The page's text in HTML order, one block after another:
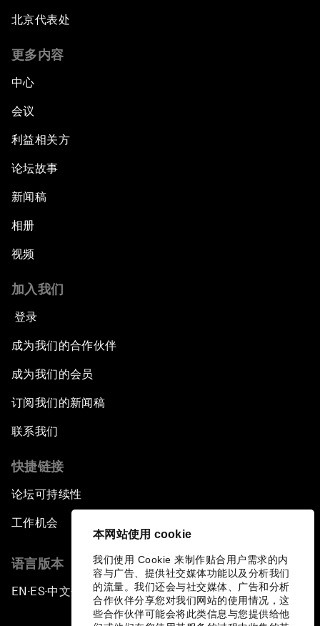
本网站使用 cookie
我们使用 Cookie 来制作贴合用户需求的内
容与广告、提供社交媒体功能以及分析我们
的流量。我们还会与社交媒体、广告和分析
合作伙伴分享您对我们网站的使用情况，这
些合作伙伴可能会将此类信息与您提供给他
北京代表处
更多内容
中心
会议
利益相关方
论坛故事
新闻稿
相册
视频
加入我们
登录
成为我们的合作伙伴
成为我们的会员
订阅我们的新闻稿
联系我们
快捷链接
论坛可持续性
工作机会
语言版本
EN ▪ ES▪中文▪ 日本語